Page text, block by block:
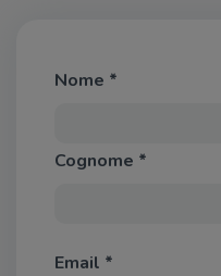
Nome *
Cognome *
Email *